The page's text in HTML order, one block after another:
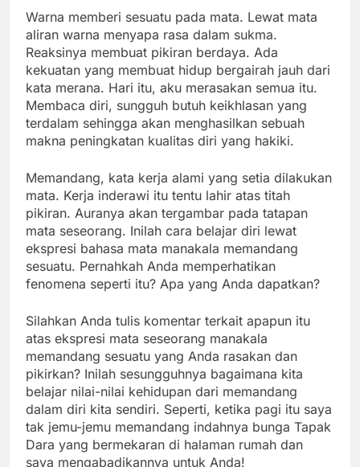
Warna memberi sesuatu pada mata. Lewat mata
aliran warna menyapa rasa dalam sukma.
Reaksinya membuat pikiran berdaya. Ada
kekuatan yang membuat hidup bergairah jauh dari
kata merana. Hari itu, aku merasakan semua itu.
Membaca diri, sungguh butuh keikhlasan yang
terdalam sehingga akan menghasilkan sebuah
makna peningkatan kualitas diri yang hakiki.
Memandang, kata kerja alami yang setia dilakukan
mata. Kerja inderawi itu tentu lahir atas titah
pikiran. Auranya akan tergambar pada tatapan
mata seseorang. Inilah cara belajar diri lewat
ekspresi bahasa mata manakala memandang
sesuatu. Pernahkah Anda memperhatikan
fenomena seperti itu? Apa yang Anda dapatkan?
Silahkan Anda tulis komentar terkait apapun itu
atas ekspresi mata seseorang manakala
memandang sesuatu yang Anda rasakan dan
pikirkan? Inilah sesungguhnya bagaimana kita
belajar nilai-nilai kehidupan dari memandang
dalam diri kita sendiri. Seperti, ketika pagi itu saya
tak jemu-jemu memandang indahnya bunga Tapak
Dara yang bermekaran di halaman rumah dan
saya mengabadikannya untuk Anda!